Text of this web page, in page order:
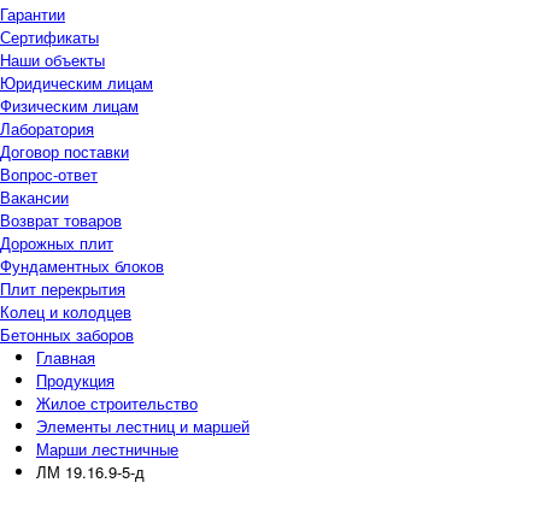
Гарантии
Сертификаты
Наши объекты
Юридическим лицам
Физическим лицам
Лаборатория
Договор поставки
Вопрос-ответ
Вакансии
Возврат товаров
Дорожных плит
Фундаментных блоков
Плит перекрытия
Колец и колодцев
Бетонных заборов
Главная
Продукция
Жилое строительство
Элементы лестниц и маршей
Марши лестничные
ЛМ 19.16.9-5-д